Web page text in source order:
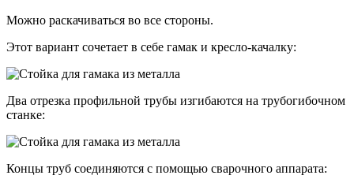
Можно раскачиваться во все стороны.
Этот вариант сочетает в себе гамак и кресло-качалку:
Два отрезка профильной трубы изгибаются на трубогибочном
станке:
Концы труб соединяются с помощью сварочного аппарата: